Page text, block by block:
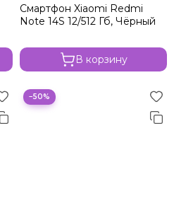
Смартфон Xiaomi Redmi
Note 14S 12/512 Гб, Чёрный
В корзину
−50%